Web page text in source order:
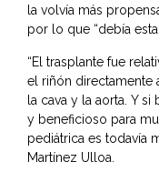
la volvía más
por lo que “debía
“El trasplante fue
el riñón directamente
la cava y la aorta. Y
y beneficioso para
pediátrica es todavía
Martínez Ulloa.